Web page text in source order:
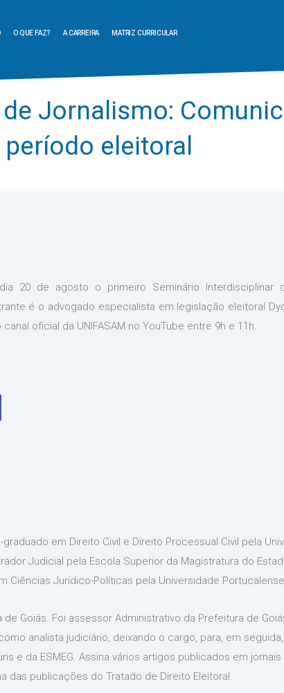
O QUE FAZ? A CARREIRA MATRIZ CURRICULAR
Jornalismo:
eleitoral
20 de agosto o primeiro Seminário
é o advogado especialista em legislação eleitoral
oficial da UNIFASAM no YouTube entre 9h e 11h.
em Direito Civil e Direito Processual Civil pela
Judicial pela Escola Superior da Magistratura do
Ciências Jurídico-Políticas pela Universidade
Goiás. Foi assessor Administrativo da Prefeitura de
analista judiciário, deixando o cargo, para, em
e da ESMEG. Assina vários artigos publicados em
das publicações do Tratado de Direito Eleitoral.